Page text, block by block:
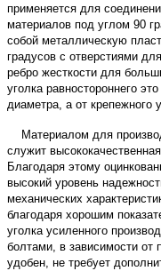
применяется для
материалов под углом 90
собой металлическую
градусов с отверстиями
ребро жесткости для
уголка равностороннего
диаметра , а от крепежного
Материалом для
служит
Благодаря этому
высокий уровень
механических
благодаря хорошим
уголка усиленного
болтами, в зависимости от
удобен, не требует